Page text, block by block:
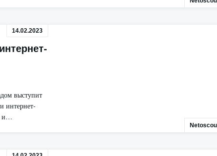
14.02.2023
выступит
интернет-
и…